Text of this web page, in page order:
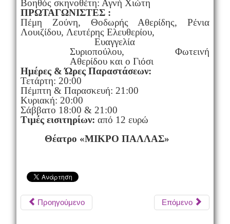
Βοηθός σκηνοθέτη: Αγνή Χιώτη
ΠΡΩΤΑΓΩΝΙΣΤΕΣ :
Πέμη Ζούνη, Θοδωρής Αθερίδης,Ρένια
Λουιζίδου, Λευτέρης Ελευθερίου,
Ευαγγελία
Συριοπούλου,Φωτεινή
Αθερίδου και ο Γιόσι
Ημέρες & Ώρες Παραστάσεων:
Τετάρτη: 20:00
Πέμπτη & Παρασκευή: 21:00
Κυριακή: 20:00
Σάββατο 18:00 & 21:00
Τιμές εισιτηρίων: από 12 ευρώ
Θέατρο «ΜΙΚΡΟ ΠΑΛΛΑΣ»
Προηγούμενο Επόμενο